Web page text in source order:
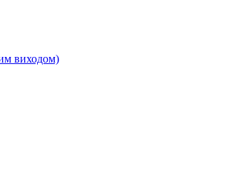
виходом)